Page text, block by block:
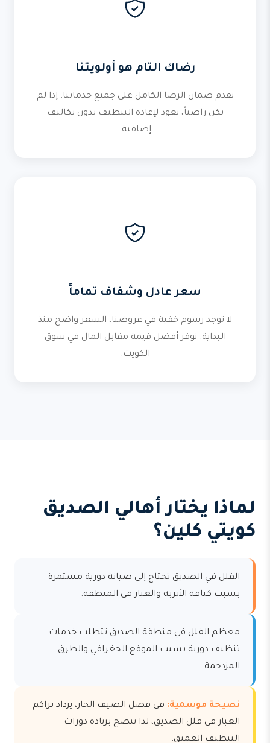
رضاك التام هو أولويتنا
نقدم ضمان الرضا الكامل على جميع خدماتنا. إذا لم
تكن راضياً، نعود لإعادة التنظيف بدون تكاليف
إضافية.
سعر عادل وشفاف تماماً
لا توجد رسوم خفية في عروضنا، السعر واضح منذ
البداية. نوفر أفضل قيمة مقابل المال في سوق
الكويت.
لماذا يختار أهالي الصديق
كويتي كلين؟
الفلل في الصديق تحتاج إلى صيانة دورية مستمرة
بسبب كثافة الأتربة والغبار في المنطقة.
معظم الفلل في منطقة الصديق تتطلب خدمات
تنظيف دورية بسبب الموقع الجغرافي والطرق
المزدحمة.
نصيحة موسمية: في فصل الصيف الحار، يزداد تراكم
الغبار في فلل الصديق، لذا ننصح بزيادة دورات
التنظيف العميق.